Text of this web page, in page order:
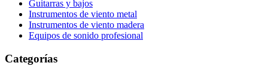
Guitarras y bajos
Instrumentos de viento metal
Instrumentos de viento madera
Equipos de sonido profesional
Categorías